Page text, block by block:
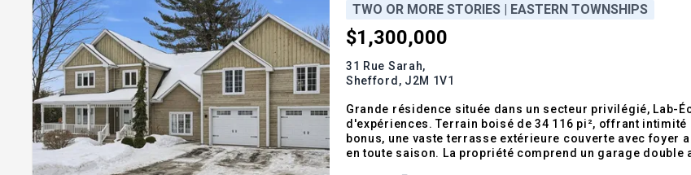
TWO OR MORE STORIES | EASTERN TOWNSHIPS
$1,300,000
31 Rue Sarah,
Shefford, J2M 1V1
Grande résidence située dans un secteur privilégié, Lab-
d'expériences. Terrain boisé de 34 116 pi², offrant
bonus, une vaste terrasse extérieure couverte avec foyer
en toute saison. La propriété comprend un garage